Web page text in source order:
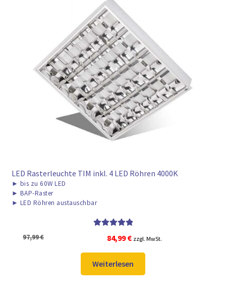
LED Rasterleuchte TIM inkl. 4 LED Röhren 4000K
► bis zu 60W LED
► BAP-Raster
► LED Röhren austauschbar
von 5
97,99€
Ursprünglicher
Preis
war:
97,99 €
84,99€Aktueller
Preis
ist:
84,99 €.
zzgl. MwSt.
Weiterlesen